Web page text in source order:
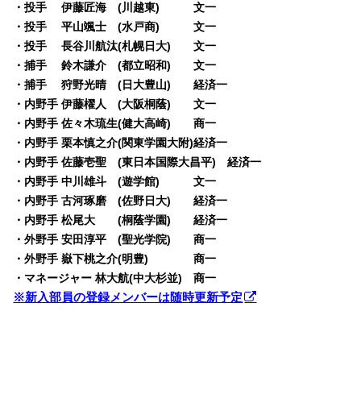
・投手 伊藤匠海 (川越東) 文一
・投手 平山颯士 (水戸商) 文一
・投手 長谷川航汰(札幌日大) 文一
・捕手 鈴木謙介 (都立昭和) 文一
・捕手 狩野光晴 (日大豊山) 経済一
・内野手 伊藤櫂人 (大阪桐蔭) 文一
・内野手 佐々木琉生(健大高崎) 商一
・内野手 栗本慎之介(関東学園大附)経済一
・内野手 佐藤壱聖 (東日本国際大昌平) 経済一
・内野手 中川雄斗 (遊学館) 文一
・内野手 古河琢磨 (佐野日大) 経済一
・内野手 松尾大 (桐蔭学園) 経済一
・外野手 安田淳平 (聖光学院) 商一
・外野手 嶽下桃之介(明豊) 商一
・マネージャー 林大航(中大杉並) 商一
※新入部員の登録メンバーは随時更新予定